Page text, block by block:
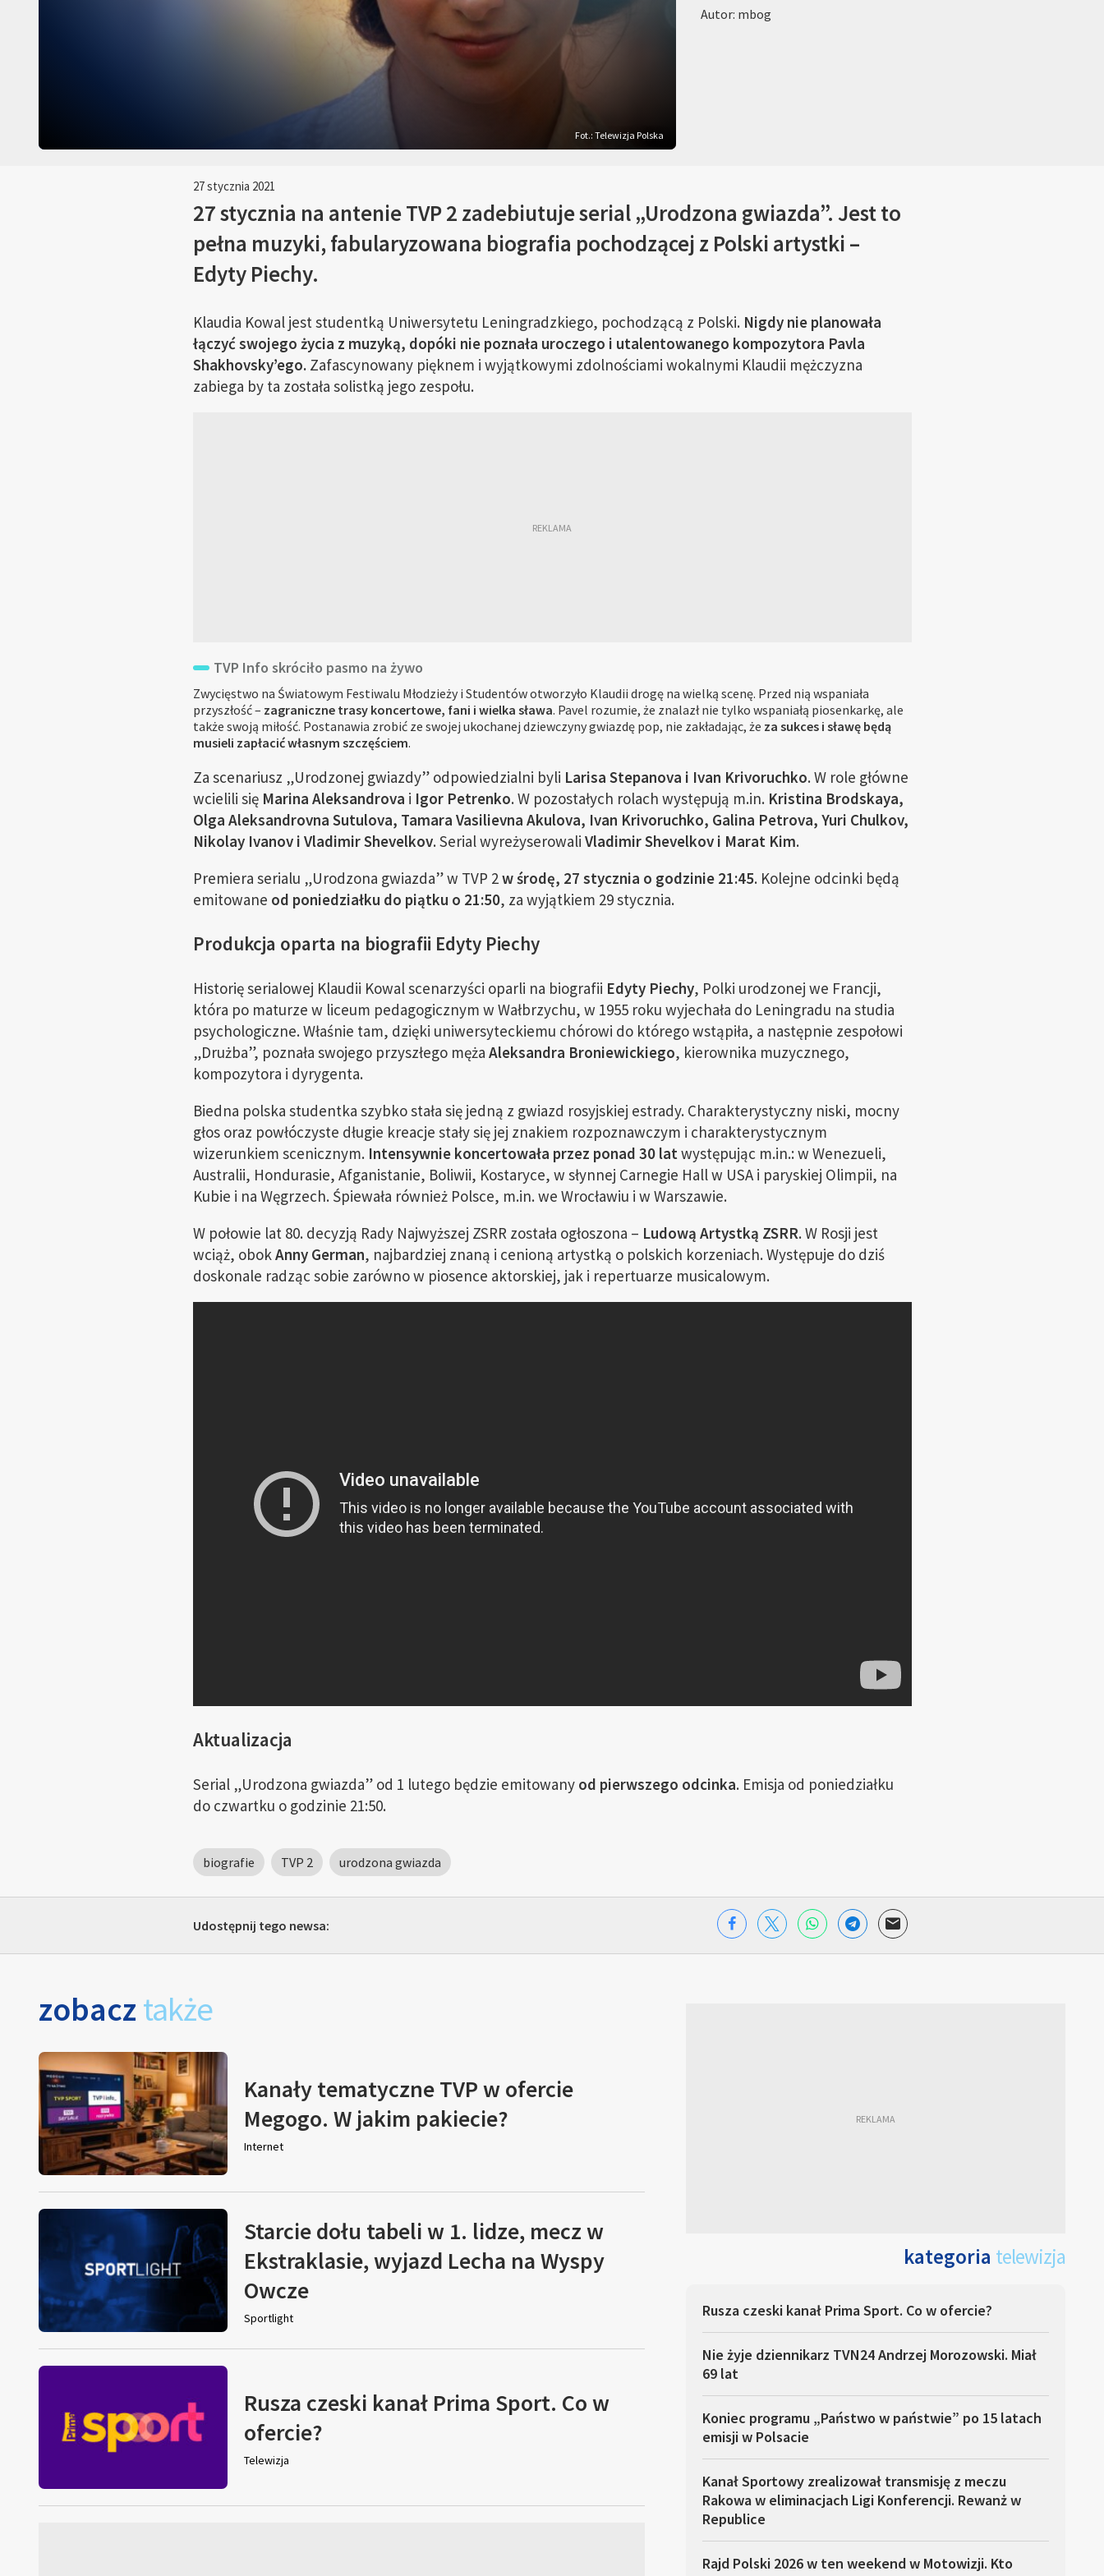
Autor: mbog
Fot.: Telewizja Polska
27 stycznia 2021
27 stycznia na antenie TVP 2 zadebiutuje serial „Urodzona gwiazda”. Jest to
pełna muzyki, fabularyzowana biografia pochodzącej z Polski artystki –
Edyty Piechy.
Klaudia Kowal jest studentką Uniwersytetu Leningradzkiego, pochodzącą z Polski. Nigdy nie planowała
łączyć swojego życia z muzyką, dopóki nie poznała uroczego i utalentowanego kompozytora Pavla
Shakhovsky’ego.Zafascynowany pięknem i wyjątkowymi zdolnościami wokalnymi Klaudii mężczyzna
zabiega by ta została solistką jego zespołu.
TVP Info skróciło pasmo na żywo
Zwycięstwo na Światowym Festiwalu Młodzieży i Studentów otworzyło Klaudii drogę na wielką scenę. Przed nią wspaniała
przyszłość – zagraniczne trasy koncertowe, fani i wielka sława. Pavel rozumie, że znalazł nie tylko wspaniałą piosenkarkę, ale
także swoją miłość. Postanawia zrobić ze swojej ukochanej dziewczyny gwiazdę pop, nie zakładając, że za sukces i sławę będą
musieli zapłacić własnym szczęściem.
Za scenariusz „Urodzonej gwiazdy” odpowiedzialni byli Larisa Stepanova i Ivan Krivoruchko. W role główne
wcielili się Marina Aleksandrova i Igor Petrenko. W pozostałych rolach występują m.in. Kristina Brodskaya,
Olga Aleksandrovna Sutulova, Tamara Vasilievna Akulova, Ivan Krivoruchko, Galina Petrova, Yuri Chulkov,
Nikolay Ivanov i Vladimir Shevelkov. Serial wyreżyserowali Vladimir Shevelkov i Marat Kim.
Premiera serialu „Urodzona gwiazda” w TVP 2w środę, 27 stycznia o godzinie 21:45. Kolejne odcinki będą
emitowane od poniedziałku do piątku o 21:50, za wyjątkiem 29 stycznia.
Produkcja oparta na biografii Edyty Piechy
Historię serialowej Klaudii Kowal scenarzyści oparli na biografii Edyty Piechy, Polki urodzonej we Francji,
która po maturze w liceum pedagogicznym w Wałbrzychu, w 1955 roku wyjechała do Leningradu na studia
psychologiczne. Właśnie tam, dzięki uniwersyteckiemu chórowi do którego wstąpiła, a następnie zespołowi
„Drużba”, poznała swojego przyszłego męża Aleksandra Broniewickiego, kierownika muzycznego,
kompozytora i dyrygenta.
Biedna polska studentka szybko stała się jedną z gwiazd rosyjskiej estrady. Charakterystyczny niski, mocny
głos oraz powłóczyste długie kreacje stały się jej znakiem rozpoznawczym i charakterystycznym
wizerunkiem scenicznym. Intensywnie koncertowała przez ponad 30 latwystępując m.in.: w Wenezueli,
Australii, Hondurasie, Afganistanie, Boliwii, Kostaryce, w słynnej Carnegie Hall w USA i paryskiej Olimpii, na
Kubie i na Węgrzech. Śpiewała również Polsce, m.in. we Wrocławiu i w Warszawie.
W połowie lat 80. decyzją Rady Najwyższej ZSRR została ogłoszona – Ludową Artystką ZSRR. W Rosji jest
wciąż, obokAnny German, najbardziej znaną i cenioną artystką o polskich korzeniach. Występuje do dziś
doskonale radząc sobie zarówno w piosence aktorskiej, jak i repertuarze musicalowym.
Aktualizacja
Serial „Urodzona gwiazda” od 1 lutego będzie emitowany od pierwszego odcinka. Emisja od poniedziałku
do czwartku o godzinie 21:50.
biografie TVP 2 urodzona gwiazda
Udostępnij tego newsa:
zobacz także
Kanały tematyczne TVP w ofercie
Megogo. W jakim pakiecie?
Internet
Starcie dołu tabeli w 1. lidze, mecz w
Ekstraklasie, wyjazd Lecha na Wyspy
Owcze
Sportlight
Rusza czeski kanał Prima Sport. Co w
ofercie?
Telewizja
kategoria telewizja
Rusza czeski kanał Prima Sport. Co w ofercie?
Nie żyje dziennikarz TVN24 Andrzej Morozowski. Miał
69 lat
Koniec programu „Państwo w państwie” po 15 latach
emisji w Polsacie
Kanał Sportowy zrealizował transmisję z meczu
Rakowa w eliminacjach Ligi Konferencji. Rewanż w
Republice
Rajd Polski 2026 w ten weekend w Motowizji. Kto